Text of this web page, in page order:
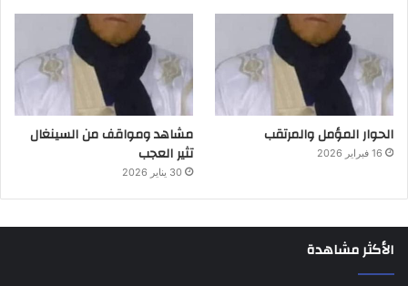
الحوار المؤمل والمرتقب
16 فبراير 2026
مشاهد ومواقف من السينغال
تثير العجب
30 يناير 2026
الأكثر مشاهدة